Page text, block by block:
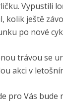
Vypustili
ještě
po nové
trávou se
akci v
pro Vás